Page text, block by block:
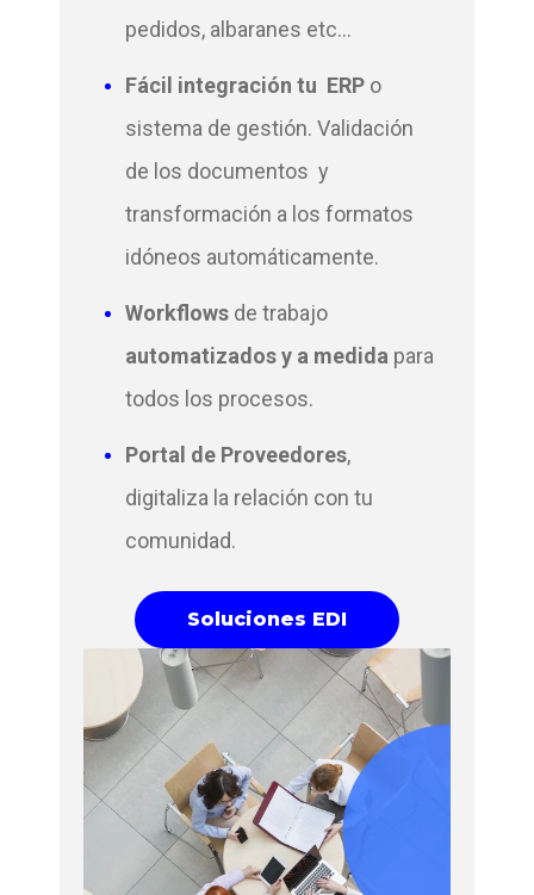
pedidos, albaranes etc...
Fácil integración tu ERP o
sistema de gestión.Validación
de los documentos y
transformación a los formatos
idóneos automáticamente.
Workflows de trabajo
automatizados y a medida para
todos los procesos.
Portal de Proveedores,
digitaliza la relación con tu
comunidad.
Soluciones EDI